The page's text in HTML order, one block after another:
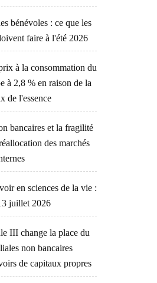
bénévoles : ce que les
faire à l'été 2026
à la consommation du
à 2,8 % en raison de la
de l'essence
bancaires et la fragilité
des marchés
en sciences de la vie :
juillet 2026
III change la place du
non bancaires
de capitaux propres